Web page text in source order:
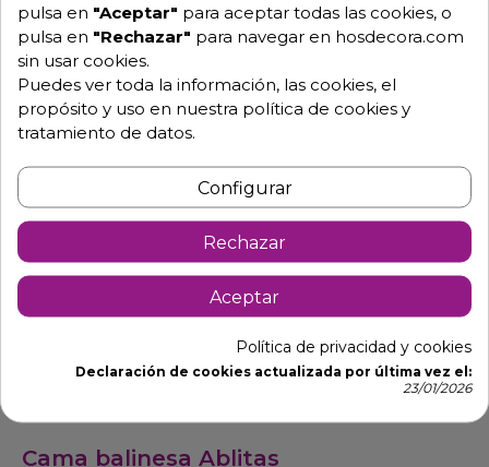
976 25 59 91
info@hosdecora.com
Hablemos
Pide tu presupuesto
Detalles de producto
Cama balinesa Ablitas
pulsa en "Aceptar" para aceptar todas las cookies, o
pulsa en "Rechazar" para navegar en hosdecora.com
sin usar cookies.
Puedes ver toda la información, las cookies, el
propósito y uso en nuestra política de cookies y
tratamiento de datos.
Configurar
Rechazar
Aceptar
Política de privacidad y cookies
Declaración de cookies actualizada por última vez el:
23/01/2026